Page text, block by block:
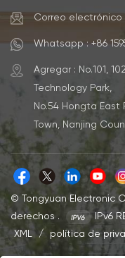
pulgadas Cantidad
piezasLogotipo y
- 50000 cada mes
Correo electrónico
Whatsapp : +86
Agregar : No.101,
Technology Park,
No.54 Hongta
Town, Nanjing
© Tongyuan Electronic
derechos .
IPv6
XML
/ política de